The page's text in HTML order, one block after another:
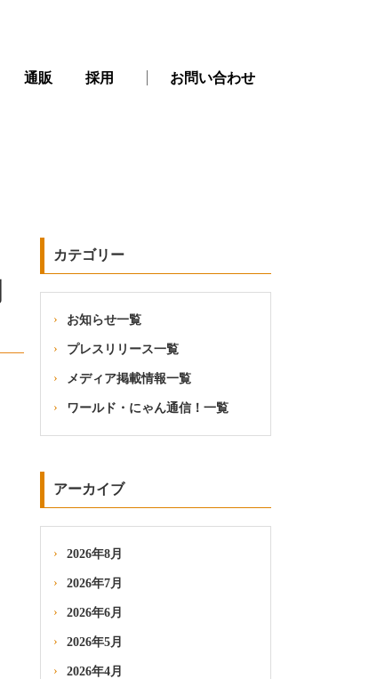
通販 採用 お問い合わせ
カテゴリー
お知らせ一覧
プレスリリース一覧
メディア掲載情報一覧
ワールド・にゃん通信！一覧
アーカイブ
2026年8月
2026年7月
2026年6月
2026年5月
2026年4月